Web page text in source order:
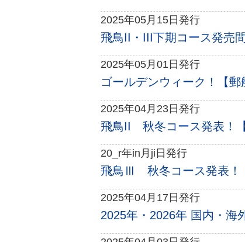
2025年05月15日発行
飛鳥II・III下期コース発売
2025年05月01日発行
ゴールデンウィーク！【
2025年04月23日発行
飛鳥II 秋冬コース発表！
20_r年in月ji日発行
飛鳥Ⅲ 秋冬コース発表！
2025年04月17日発行
2025年・2026年 国内・海